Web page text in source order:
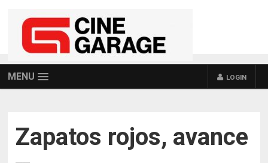
MENU LOGIN
Zapatos rojos, avance